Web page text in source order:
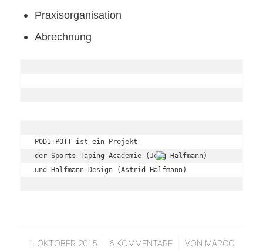
Praxisorganisation
Abrechnung
PODI-POTT ist ein Projekt
der Sports-Taping-Academie (Jörg Halfmann)
und Halfmann-Design (Astrid Halfmann)
1. OKTOBER 2015
/ 6 KOMMENTARE
/ VON MARCO